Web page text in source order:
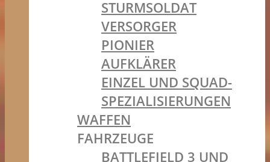
STURMSOLDAT
VERSORGER
PIONIER
AUFKLÄRER
EINZEL UND SQUAD-
SPEZIALISIERUNGEN
WAFFEN
FAHRZEUGE
BATTLEFIELD 3 UND